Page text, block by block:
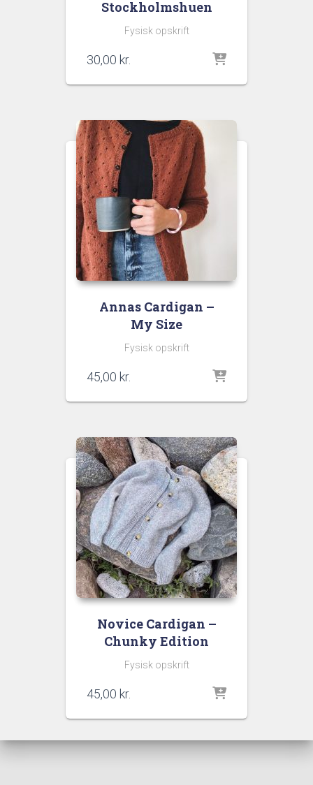
Stockholmshuen
Fysisk opskrift
30,00 kr.
Annas Cardigan –
My Size
Fysisk opskrift
45,00 kr.
Novice Cardigan –
Chunky Edition
Fysisk opskrift
45,00 kr.